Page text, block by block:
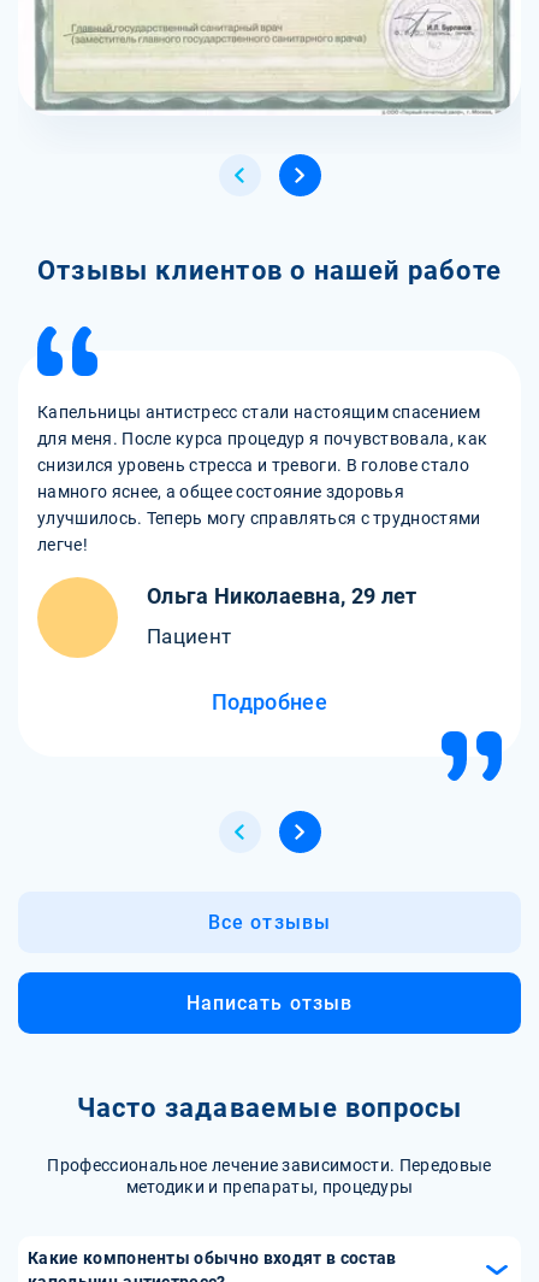
Отзывы клиентов о нашей работе
Капельницы антистресс стали настоящим спасением
для меня. После курса процедур я почувствовала, как
снизился уровень стресса и тревоги. В голове стало
намного яснее, а общее состояние здоровья
улучшилось. Теперь могу справляться с трудностями
легче!
Ольга Николаевна, 29 лет
Пациент
Подробнее
Все отзывы
Написать отзыв
Часто задаваемые вопросы
Профессиональное лечение зависимости. Передовые
методики и препараты, процедуры
Какие компоненты обычно входят в состав